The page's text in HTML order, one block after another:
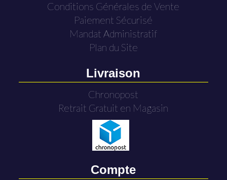
Conditions Générales de Vente
Paiement Sécurisé
Mandat Administratif
Plan du Site
Livraison
Chronopost
Retrait Gratuit en Magasin
Compte